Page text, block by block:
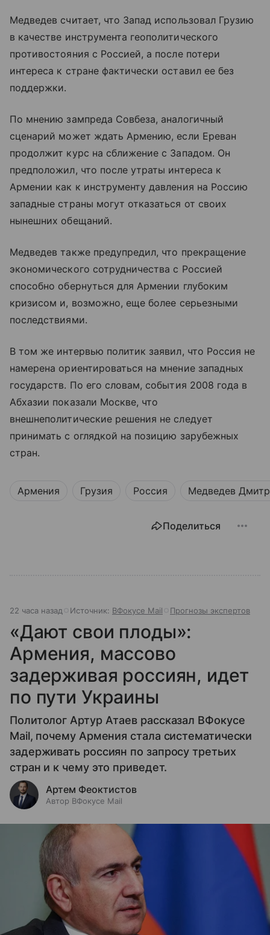
Медведев считает, что Запад использовал Грузию
в качестве инструмента геополитического
противостояния с Россией, а после потери
интереса к стране фактически оставил ее без
поддержки.
По мнению зампреда Совбеза, аналогичный
сценарий может ждать Армению, если Ереван
продолжит курс на сближение с Западом. Он
предположил, что после утраты интереса к
Армении как к инструменту давления на Россию
западные страны могут отказаться от своих
нынешних обещаний.
Медведев также предупредил, что прекращение
экономического сотрудничества с Россией
способно обернуться для Армении глубоким
кризисом и, возможно, еще более серьезными
последствиями.
В том же интервью политик заявил, что Россия не
намерена ориентироваться на мнение западных
государств. По его словам, события 2008 года в
Абхазии показали Москве, что
внешнеполитические решения не следует
принимать с оглядкой на позицию зарубежных
стран.
Армения Грузия Россия Медведев
Поделиться
22 часа назад Источник: ВФокусе Mail Прогнозы экспертов
«Дают свои плоды»:
Армения, массово
задерживая россиян, идет
по пути Украины
Политолог Артур Атаев рассказал ВФокусе
Mail, почему Армения стала систематически
задерживать россиян по запросу третьих
стран и к чему это приведет.
Артем Феоктистов
Автор ВФокусе Mail